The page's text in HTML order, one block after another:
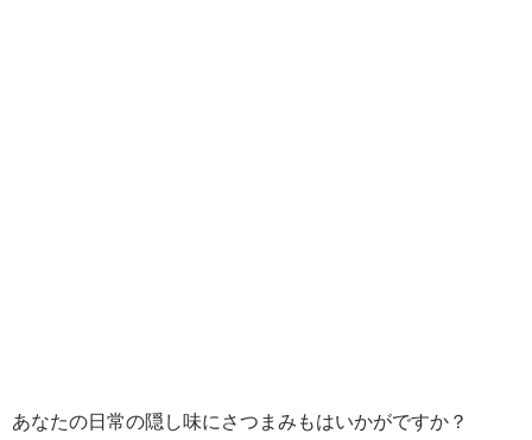
あなたの日常の隠し味にさつまみもはいかがですか？